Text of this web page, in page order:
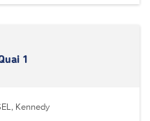
1
Kennedy